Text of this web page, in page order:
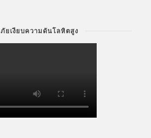
ภัยเงียบความดันโลหิตสูง